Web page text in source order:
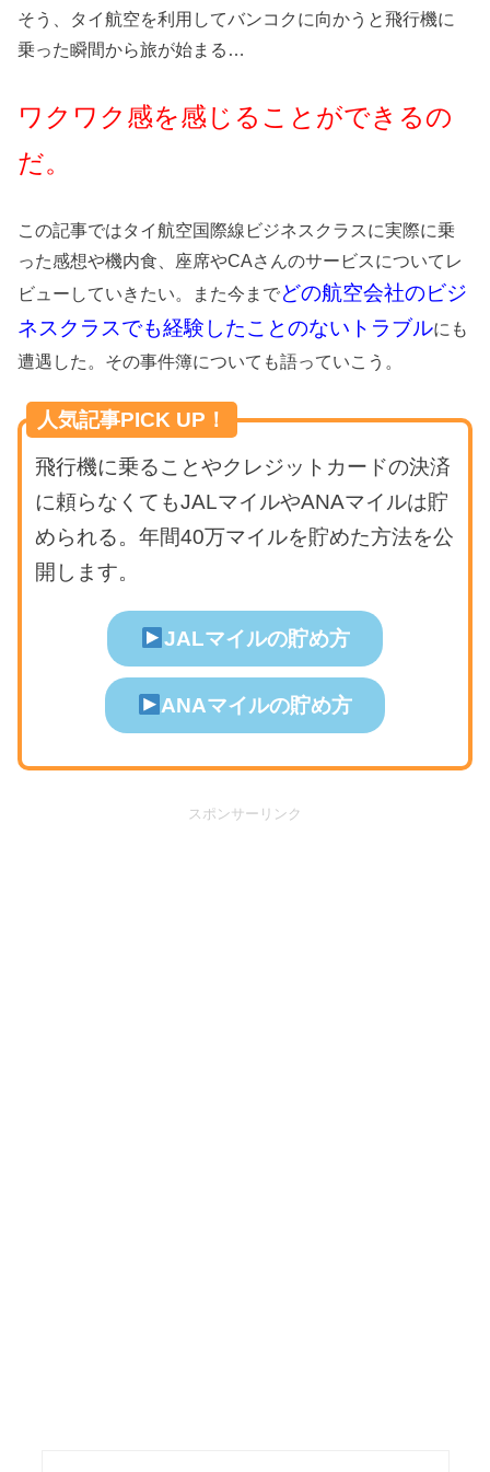
そう、タイ航空を利用してバンコクに向かうと飛行機に
乗った瞬間から旅が始まる…
ワクワク感を感じることができるの
だ。
この記事ではタイ航空国際線ビジネスクラスに実際に乗
った感想や機内食、座席やCAさんのサービスについてレ
ビューしていきたい。また今までどの航空会社のビジ
ネスクラスでも経験したことのないトラブルにも
遭遇した。その事件簿についても語っていこう。
人気記事PICK UP！
飛行機に乗ることやクレジットカードの決済
に頼らなくてもJALマイルやANAマイルは貯
められる。年間40万マイルを貯めた方法を公
開します。
JALマイルの貯め方
ANAマイルの貯め方
スポンサーリンク